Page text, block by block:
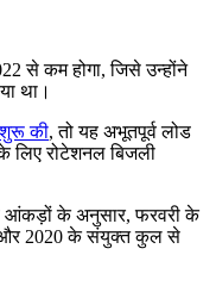
से कम होगा, जिसे उन्होंने
था।
की, तो यह अभूतपूर्व लोड
लिए रोटेशनल बिजली
आंकड़ों के अनुसार, फरवरी के
और 2020 के संयुक्त कुल से